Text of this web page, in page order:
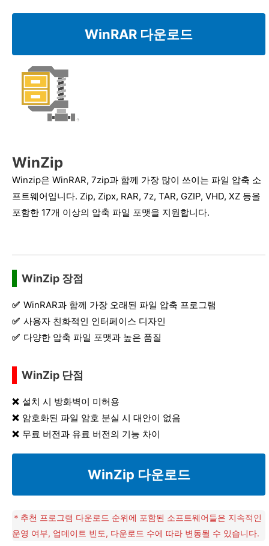
WinRAR 다운로드
WinZip
Winzip은 WinRAR, 7zip과 함께 가장 많이 쓰이는 파일 압축 소
프트웨어입니다. Zip, Zipx, RAR, 7z, TAR, GZIP, VHD, XZ 등을
포함한 17개 이상의 압축 파일 포맷을 지원합니다.
WinZip 장점
WinRAR과 함께 가장 오래된 파일 압축 프로그램
사용자 친화적인 인터페이스 디자인
다양한 압축 파일 포맷과 높은 품질
WinZip 단점
설치 시 방화벽이 미허용
암호화된 파일 암호 분실 시 대안이 없음
무료 버전과 유료 버전의 기능 차이
WinZip 다운로드
＊추천 프로그램 다운로드 순위에 포함된 소프트웨어들은 지속적인
운영 여부, 업데이트 빈도, 다운로드 수에 따라 변동될 수 있습니다.